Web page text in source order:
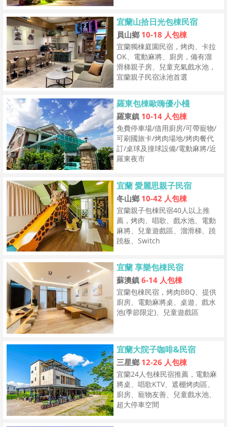
宜蘭山拾日光包棟民宿
員山鄉 10-18 人包棟
宜蘭獨棟庭園民宿，烤肉、卡拉
OK、電動麻將、廚房，備有溜
滑梯親子房、兒童充氣戲水池，
宜蘭親子民宿泳池首選
羅東包棟歐嗨優小棧
羅東鎮 10-14 人包棟
免費停車場/借用廚房/可帶寵物/
可刷國旅卡/烤肉場地/烤肉餐代
訂/桌球及撞球設備/電動麻將/近
羅東夜市
宜蘭 愛麗思親子民宿
冬山鄉 10-42 人包棟
宜蘭親子包棟民宿40人以上推
薦，烤肉、唱歌、戲水池、電動
麻將、兒童遊戲區、溜滑梯、蹺
蹺板、Switch
宜蘭 享樂包棟民宿
蘇澳鎮 6-14 人包棟
宜蘭包棟民宿，烤肉BBQ、提供
廚房、電動麻將桌、桌遊、戲水
池(季節限定)、兒童遊戲區
宜蘭大院子咖啡&民宿
三星鄉 12-26 人包棟
宜蘭24人包棟民宿推薦，電動麻
將桌、唱歌KTV、遮棚烤肉區、
廚房、寵物友善、兒童戲水池、
超大停車空間